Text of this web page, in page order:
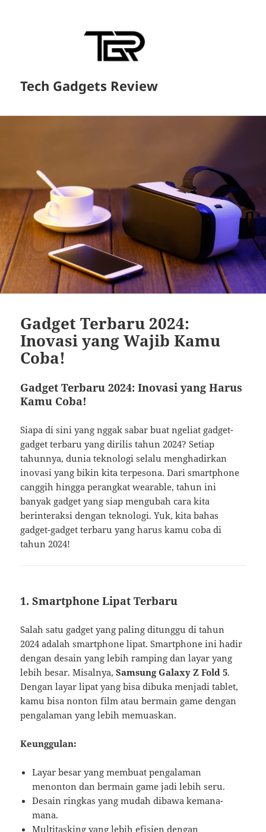
Tech Gadgets Review
Gadget Terbaru 2024:
Inovasi yang Wajib Kamu
Coba!
Gadget Terbaru 2024: Inovasi yang Harus
Kamu Coba!
Siapa di sini yang nggak sabar buat ngeliat gadget-
gadget terbaru yang dirilis tahun 2024? Setiap
tahunnya, dunia teknologi selalu menghadirkan
inovasi yang bikin kita terpesona. Dari smartphone
canggih hingga perangkat wearable, tahun ini
banyak gadget yang siap mengubah cara kita
berinteraksi dengan teknologi. Yuk, kita bahas
gadget-gadget terbaru yang harus kamu coba di
tahun 2024!
1.Smartphone Lipat Terbaru
Salah satu gadget yang paling ditunggu di tahun
2024 adalah smartphone lipat. Smartphone ini hadir
dengan desain yang lebih ramping dan layar yang
lebih besar. Misalnya,Samsung Galaxy Z Fold 5.
Dengan layar lipat yang bisa dibuka menjadi tablet,
kamu bisa nonton film atau bermain game dengan
pengalaman yang lebih memuaskan.
Keunggulan:
Layar besar yang membuat pengalaman
menonton dan bermain game jadi lebih seru.
Desain ringkas yang mudah dibawa kemana-
mana.
Multitasking yang lebih efisien dengan